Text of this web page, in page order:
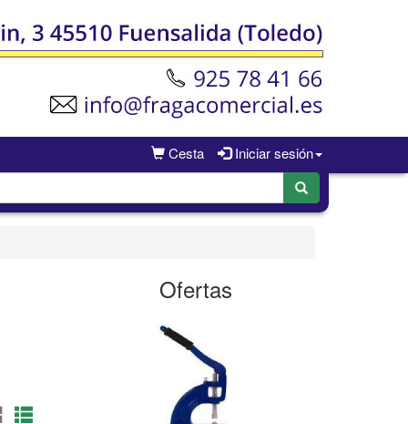
Cesta Iniciar sesión
Ofertas